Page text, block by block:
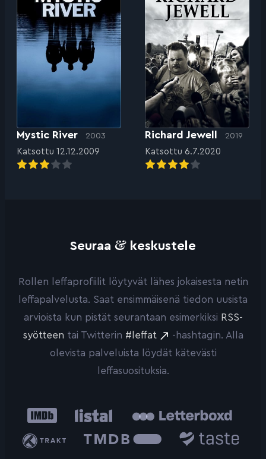
Mystic River 2003
Katsottu 12.12.2009
Richard Jewell 2019
Katsottu 6.7.2020
Seuraa & keskustele
Rollen leffaprofiilit löytyvät lähes jokaisesta netin
leffapalvelusta. Saat ensimmäisenä tiedon uusista
arvioista kun pistät seurantaan esimerkiksi RSS-
syötteen tai Twitterin #leffat
-hashtagin. Alla
olevista palveluista löydät kätevästi
leffasuosituksia.
IMDb Listal
Trakt